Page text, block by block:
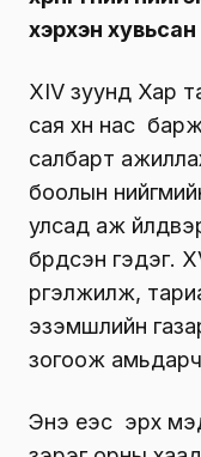
хэрхэн хувьсан
XIV зуунд Хар
сая хүн нас
салбарт
боолын
улсад аж
бүрдсэн гэдэг.
үргэлжилж,
эзэмшлийн
зогоож
Энэ үеэс эрх